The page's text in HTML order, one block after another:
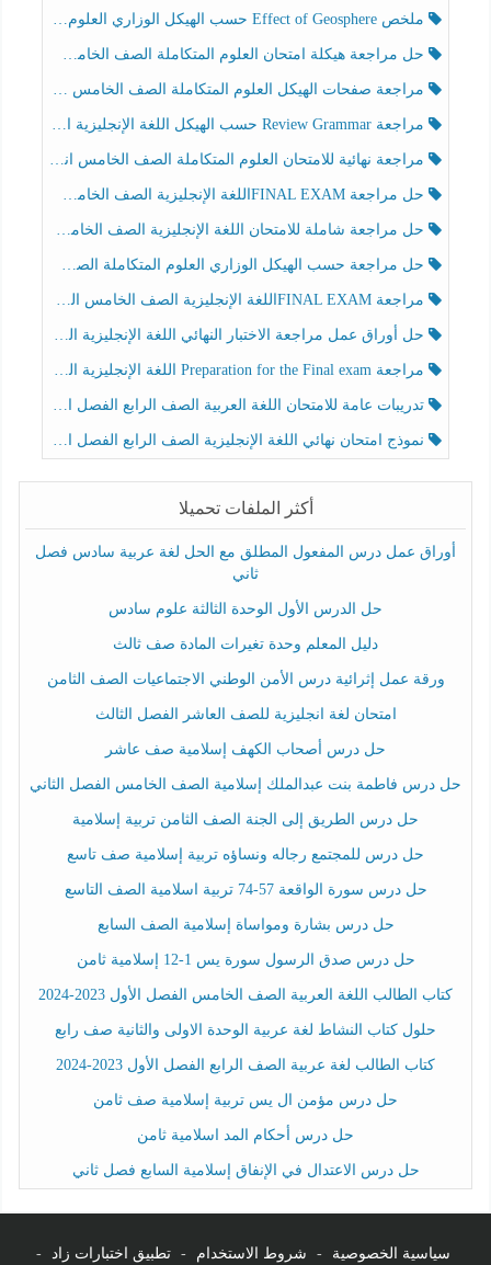
ملخص Effect of Geosphere حسب الهيكل الوزاري العلوم المتكاملة الصف الخامس انسبير الفصل الثالث
حل مراجعة هيكلة امتحان العلوم المتكاملة الصف الخامس عام الفصل الثالث
مراجعة صفحات الهيكل العلوم المتكاملة الصف الخامس انسبير الفصل الثالث
مراجعة Review Grammar حسب الهيكل اللغة الإنجليزية الصف الخامس الفصل الثالث
مراجعة نهائية للامتحان العلوم المتكاملة الصف الخامس انسبير الفصل الثالث
حل مراجعة FINAL EXAMاللغة الإنجليزية الصف الخامس الفصل الثالث
حل مراجعة شاملة للامتحان اللغة الإنجليزية الصف الخامس الفصل الثالث
حل مراجعة حسب الهيكل الوزاري العلوم المتكاملة الصف الخامس عام الفصل الثالث
مراجعة FINAL EXAMاللغة الإنجليزية الصف الخامس الفصل الثالث
حل أوراق عمل مراجعة الاختبار النهائي اللغة الإنجليزية الصف الرابع الفصل الثالث
مراجعة Preparation for the Final exam اللغة الإنجليزية الصف الرابع الفصل الثالث
تدريبات عامة للامتحان اللغة العربية الصف الرابع الفصل الثالث
نموذج امتحان نهائي اللغة الإنجليزية الصف الرابع الفصل الثالث
أكثر الملفات تحميلا
أوراق عمل درس المفعول المطلق مع الحل لغة عربية سادس فصل
ثاني
حل الدرس الأول الوحدة الثالثة علوم سادس
دليل المعلم وحدة تغيرات المادة صف ثالث
ورقة عمل إثرائية درس الأمن الوطني الاجتماعيات الصف الثامن
امتحان لغة انجليزية للصف العاشر الفصل الثالث
حل درس أصحاب الكهف إسلامية صف عاشر
حل درس فاطمة بنت عبدالملك إسلامية الصف الخامس الفصل الثاني
حل درس الطريق إلى الجنة الصف الثامن تربية إسلامية
حل درس للمجتمع رجاله ونساؤه تربية إسلامية صف تاسع
حل درس سورة الواقعة 57-74 تربية اسلامية الصف التاسع
حل درس بشارة ومواساة إسلامية الصف السابع
حل درس صدق الرسول سورة يس 1-12 إسلامية ثامن
كتاب الطالب اللغة العربية الصف الخامس الفصل الأول 2023-2024
حلول كتاب النشاط لغة عربية الوحدة الاولى والثانية صف رابع
كتاب الطالب لغة عربية الصف الرابع الفصل الأول 2023-2024
حل درس مؤمن ال يس تربية إسلامية صف ثامن
حل درس أحكام المد اسلامية ثامن
حل درس الاعتدال في الإنفاق إسلامية السابع فصل ثاني
سياسية الخصوصية - شروط الاستخدام - تطبيق اختبارات زاد -